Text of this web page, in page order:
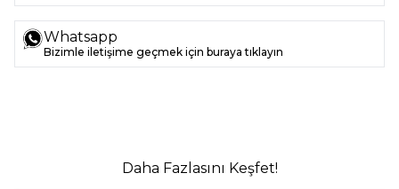
Whatsapp
Bizimle iletişime geçmek için buraya tıklayın
Daha Fazlasını Keşfet!